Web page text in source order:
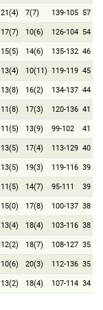
21(4) 7(7) 139-105 57
17(7) 10(6) 126-104 54
15(5) 14(6) 135-132 46
13(4) 10(11) 119-119 45
13(8) 16(2) 134-137 44
11(8) 17(3) 120-136 41
11(5) 13(9) 99-102 41
13(5) 17(4) 113-129 40
13(5) 19(3) 119-116 39
11(5) 14(7) 95-111 39
15(0) 17(8) 100-137 38
13(4) 18(4) 103-116 38
12(2) 18(7) 108-127 35
10(6) 20(3) 112-136 35
13(2) 18(4) 107-114 34